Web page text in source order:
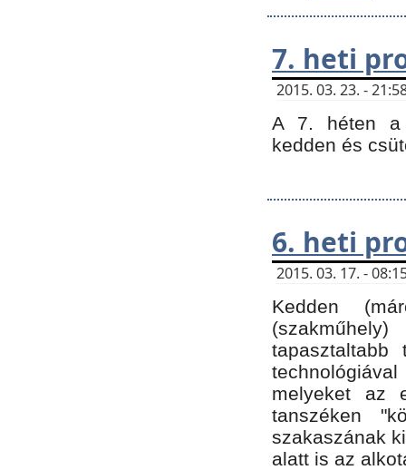
7. heti
2015. 03. 23. -
A 7. héten a
kedden és
6. heti
2015. 03. 17. -
Kedden
tapasztaltabb
melyeket az
tanszéken
szakaszának
alatt is az